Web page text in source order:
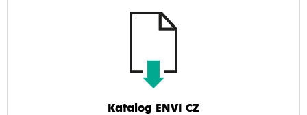
Katalog ENVI CZ